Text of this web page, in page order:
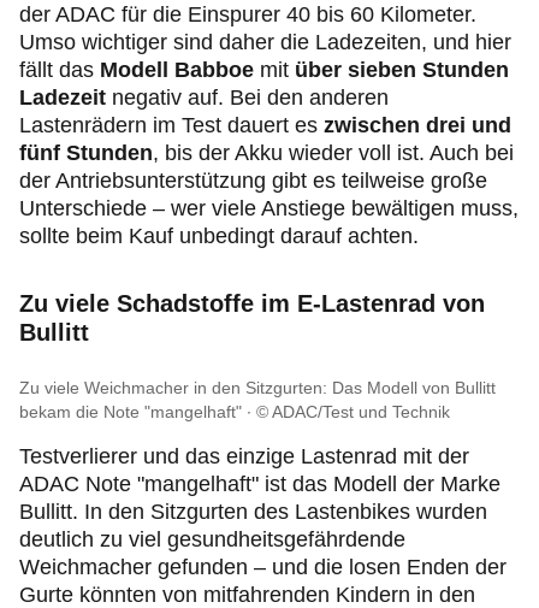
der ADAC für die Einspurer 40 bis 60 Kilometer.
Umso wichtiger sind daher die Ladezeiten, und hier
fällt das Modell Babboe mit über sieben Stunden
Ladezeit negativ auf. Bei den anderen
Lastenrädern im Test dauert es zwischen drei und
fünf Stunden, bis der Akku wieder voll ist. Auch bei
der Antriebsunterstützung gibt es teilweise große
Unterschiede – wer viele Anstiege bewältigen muss,
sollte beim Kauf unbedingt darauf achten.
Zu viele Schadstoffe im E-Lastenrad von
Bullitt
Zu viele Weichmacher in den Sitzgurten: Das Modell von Bullitt
bekam die Note "mangelhaft"
© ADAC/Test und Technik
Testverlierer und das einzige Lastenrad mit der
ADAC Note "mangelhaft" ist das Modell der Marke
Bullitt. In den Sitzgurten des Lastenbikes wurden
deutlich zu viel gesundheitsgefährdende
Weichmacher gefunden – und die losen Enden der
Gurte könnten von mitfahrenden Kindern in den